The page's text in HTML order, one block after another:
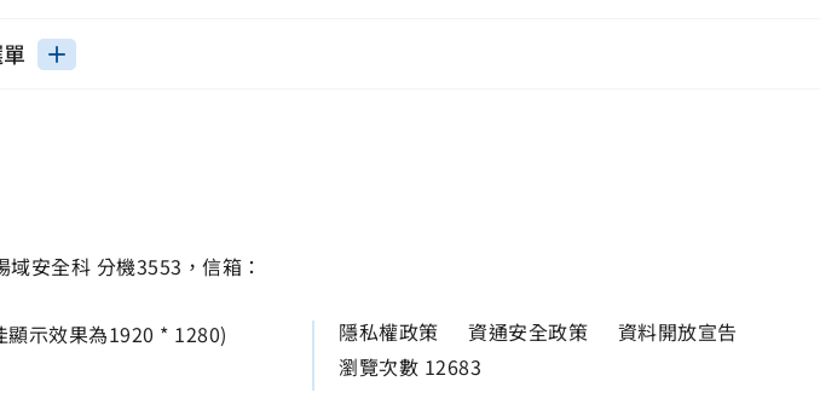
域安全科 分機3553，信箱：
示效果為1920 * 1280)
隱私權政策 資通安全政策
資料開放宣告
瀏覽次數 12683